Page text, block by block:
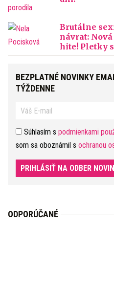
Brutálne
návrat:
hite! Pletky
BEZPLATNÉ NOVINKY
TÝŽDENNE
Súhlasím s podmienkami
som sa oboznámil s ochranou
PRIHLÁSIŤ NA ODBER
ODPORÚČANÉ